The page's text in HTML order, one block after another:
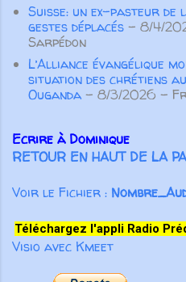
cinquante-
Fearing,
Alabama
Suisse: un ex-pasteur de
gestes déplacés - 8/4/
Sarpédon
L’Alliance évangélique
situation des chrétiens
Ouganda - 8/3/2026 -
Ecrire à Dominique
RETOUR EN HAUT DE LA
Voir le Fichier :
Téléchargez l'appli Radio
Visio avec Kmeet